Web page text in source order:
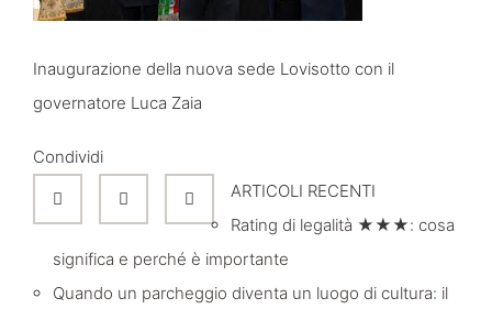
Inaugurazione della nuova sede Lovisotto con il
governatore Luca Zaia
Condividi
ARTICOLI RECENTI
Rating di legalità ★★★: cosa
significa e perché è importante
Quando un parcheggio diventa un luogo di cultura: il